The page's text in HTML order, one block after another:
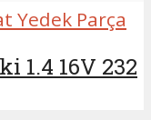
Yedek Parça
1.4 16V 232